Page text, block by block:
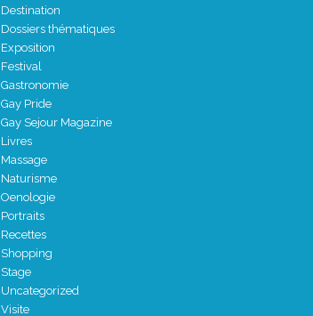
Destination
Dossiers thématiques
Exposition
Festival
Gastronomie
Gay Pride
Gay Sejour Magazine
Livres
Massage
Naturisme
Oenologie
Portraits
Recettes
Shopping
Stage
Uncategorized
Visite